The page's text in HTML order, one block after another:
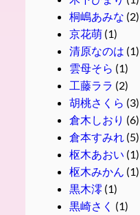
桐嶋あみな (2)
京花萌(1)
清原なのは (1)
雲母そら (1)
工藤ララ (2)
胡桃さくら (3)
倉木しおり (6)
倉本すみれ (5)
枢木あおい (1)
枢木みかん (1)
黒木澪 (1)
黒崎さく (1)